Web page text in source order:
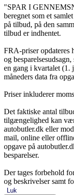
"SPAR I
beregnet som et
på tilbud, på den
tilbud er indhentet.
FRA-priser opdateres
og
en gang i kvartalet (1.
måneders data fra
Priser inkluderer
Det faktiske antal
tilgængelighed kan
autobutler.dk eller
mail, online eller
opgave på
besparelser.
Der tages forbehold
og beskrivelser samt
Luk